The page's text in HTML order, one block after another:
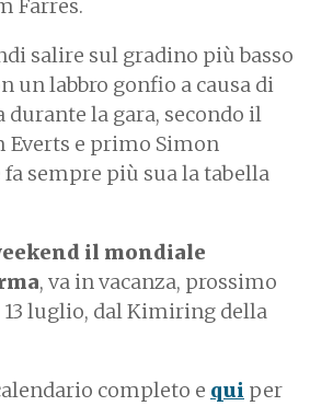
Farres.
salire sul gradino più basso
un labbro gonfio a causa di
durante la gara, secondo il
Everts e primo Simon
sempre più sua la tabella
il mondiale
, va in vacanza, prossimo
luglio, dal Kimiring della
completo e qui per